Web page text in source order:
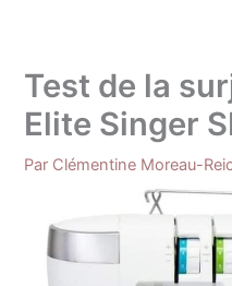
Test de la
Elite Singer
Par Clémentine Moreau-